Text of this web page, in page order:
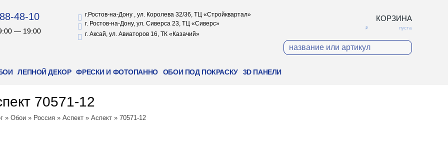
КОРЗИНА
пуста
48-10
— 19:00
г.Ростов-на-Дону , ул. Королева 32/36, ТЦ «Стройквартал»
г. Ростов-на-Дону, ул. Сиверса 23, ТЦ «Сиверс»
г. Аксай, ул. Авиаторов 16, ТК «Казачий»
ЛЕПНОЙ ДЕКОР ФРЕСКИ И ФОТОПАННО ОБОИ ПОД ПОКРАСКУ 3D ПАНЕЛИ
70571-12
» Обои » Россия » Аспект » Аспект » 70571-12